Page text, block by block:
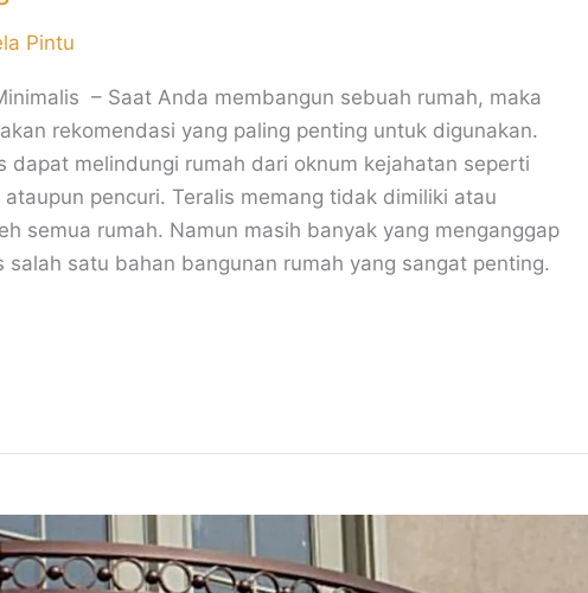
Pintu
– Saat Anda membangun sebuah rumah, maka
rekomendasi yang paling penting untuk digunakan.
dapat melindungi rumah dari oknum kejahatan seperti
ataupun pencuri. Teralis memang tidak dimiliki atau
semua rumah. Namun masih banyak yang menganggap
salah satu bahan bangunan rumah yang sangat penting.